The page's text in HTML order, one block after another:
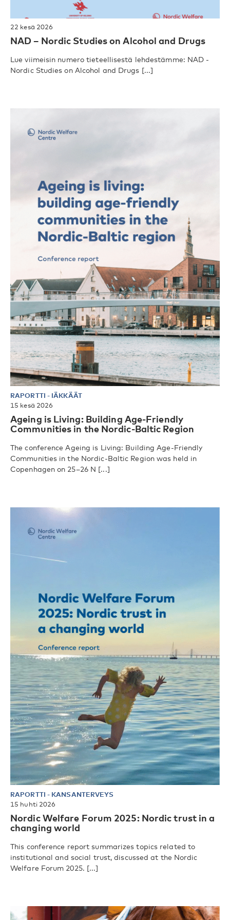
22 kesä 2026
NAD – Nordic Studies on Alcohol and Drugs
Lue viimeisin numero tieteellisestä lehdestämme: NAD -
Nordic Studies on Alcohol and Drugs [...]
RAPORTTI - IÄKKÄÄT
15 kesä 2026
Ageing is Living: Building Age-Friendly
Communities in the Nordic-Baltic Region
The conference Ageing is Living: Building Age-Friendly
Communities in the Nordic-Baltic Region was held in
Copenhagen on 25–26 N [...]
RAPORTTI - KANSANTERVEYS
15 huhti 2026
Nordic Welfare Forum 2025: Nordic trust in a
changing world
This conference report summarizes topics related to
institutional and social trust, discussed at the Nordic
Welfare Forum 2025. [...]